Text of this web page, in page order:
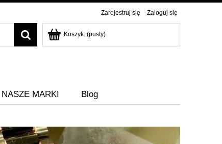
Zarejestruj się Zaloguj się
Koszyk: (pusty)
NASZE MARKI Blog